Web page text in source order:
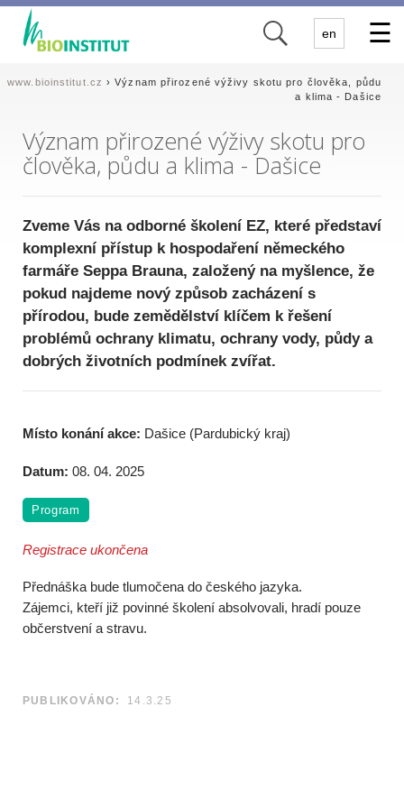
en
✕
www.bioinstitut.cz › Význam přirozené výživy skotu pro člověka, půdu
a klima - Dašice
Význam přirozené výživy skotu pro
člověka, půdu a klima - Dašice
Zveme Vás na odborné školení EZ, které představí
komplexní přístup k hospodaření německého
farmáře Seppa Brauna, založený na myšlence, že
pokud najdeme nový způsob zacházení s
přírodou, bude zemědělství klíčem k řešení
problémů ochrany klimatu, ochrany vody, půdy a
dobrých životních podmínek zvířat.
Místo konání akce: Dašice (Pardubický kraj)
Datum: 08. 04. 2025
Program
Registrace ukončena
Přednáška bude tlumočena do českého jazyka.
Zájemci, kteří již povinné školení absolvovali, hradí pouze
občerstvení a stravu.
PUBLIKOVÁNO: 14.3.25